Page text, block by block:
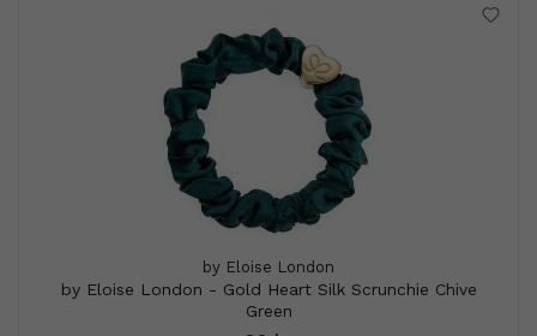
by Eloise London
by Eloise London - Gold Heart Silk Scrunchie Chive
Green